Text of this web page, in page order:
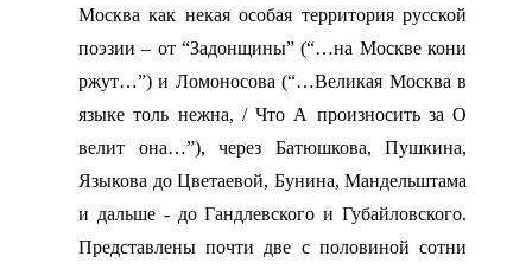
Москва как некая особая территория русской
поэзии – от “Задонщины” (“…на Москве кони
ржут…”) и Ломоносова (“…Великая Москва в
языке толь нежна, / Что А произносить за О
велит она…”), через Батюшкова, Пушкина,
Языкова до Цветаевой, Бунина, Мандельштама
и дальше - до Гандлевского и Губайловского.
Представлены почти две с половиной сотни